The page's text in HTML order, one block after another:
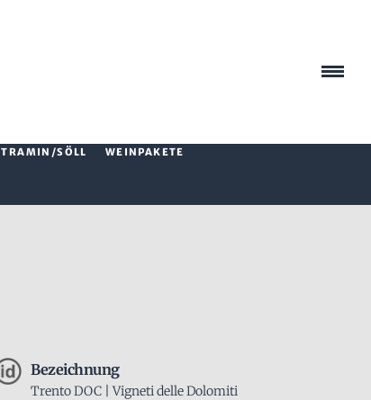
TRAMIN/SÖLL WEINPAKETE
Bezeichnung
Trento DOC | Vigneti delle Dolomiti